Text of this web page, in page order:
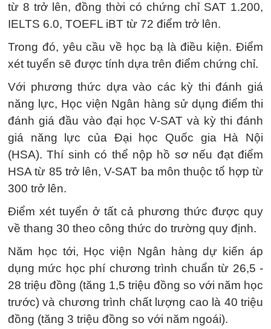
từ 8 trở lên, đồng thời có chứng chỉ SAT 1.200,
IELTS 6.0, TOEFL iBT từ 72 điểm trở lên.
Trong đó, yêu cầu về học bạ là điều kiện. Điểm
xét tuyển sẽ được tính dựa trên điểm chứng chỉ.
Với phương thức dựa vào các kỳ thi đánh giá
năng lực, Học viện Ngân hàng sử dụng điểm thi
đánh giá đầu vào đại học V-SAT và kỳ thi đánh
giá năng lực của Đại học Quốc gia Hà Nội
(HSA). Thí sinh có thể nộp hồ sơ nếu đạt điểm
HSA từ 85 trở lên, V-SAT ba môn thuộc tổ hợp từ
300 trở lên.
Điểm xét tuyển ở tất cả phương thức được quy
về thang 30 theo công thức do trường quy định.
Năm học tới, Học viện Ngân hàng dự kiến áp
dụng mức học phí chương trình chuẩn từ 26,5 -
28 triệu đồng (tăng 1,5 triệu đồng so với năm học
trước) và chương trình chất lượng cao là 40 triệu
đồng (tăng 3 triệu đồng so với năm ngoái).